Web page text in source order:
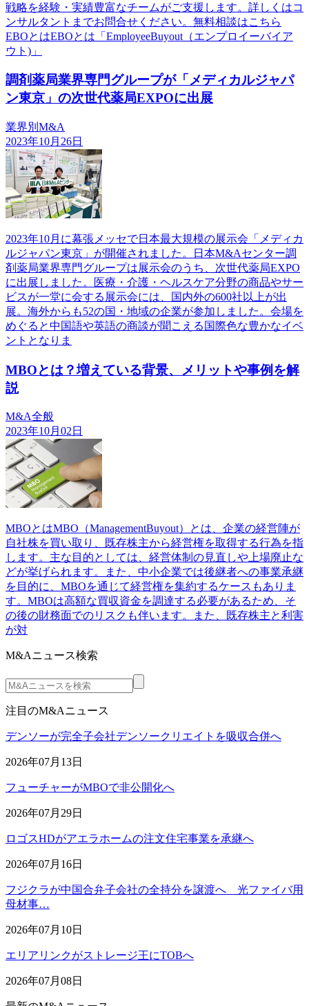
戦略を経験・実績豊富なチームがご支援します。詳しくはコ
ンサルタントまでお問合せください。無料相談はこちら
EBOとはEBOとは「EmployeeBuyout（エンプロイーバイア
ウト)」
調剤薬局業界専門グループが「メディカルジャパ
ン東京」の次世代薬局EXPOに出展
業界別M&A
2023年10月26日
2023年10月に幕張メッセで日本最大規模の展示会「メディカ
ルジャパン東京」が開催されました。日本M&Aセンター調
剤薬局業界専門グループは展示会のうち、次世代薬局EXPO
に出展しました。医療・介護・ヘルスケア分野の商品やサー
ビスが一堂に会する展示会には、国内外の600社以上が出
展。海外からも52の国・地域の企業が参加しました。会場を
めぐると中国語や英語の商談が聞こえる国際色な豊かなイベ
ントとなりま
MBOとは？増えている背景、メリットや事例を解
説
M&A全般
2023年10月02日
MBOとはMBO（ManagementBuyout）とは、企業の経営陣が
自社株を買い取り、既存株主から経営権を取得する行為を指
します。主な目的としては、経営体制の見直しや上場廃止な
どが挙げられます。また、中小企業では後継者への事業承継
を目的に、MBOを通じて経営権を集約するケースもありま
す。MBOは高額な買収資金を調達する必要があるため、そ
の後の財務面でのリスクも伴います。また、既存株主と利害
が対
M&Aニュース検索
注目のM&Aニュース
デンソーが完全子会社デンソークリエイトを吸収合併へ
2026年07月13日
フューチャーがMBOで非公開化へ
2026年07月29日
ロゴスHDがアエラホームの注文住宅事業を承継へ
2026年07月16日
フジクラが中国合弁子会社の全持分を譲渡へ 光ファイバ用
母材事…
2026年07月10日
エリアリンクがストレージ王にTOBへ
2026年07月08日